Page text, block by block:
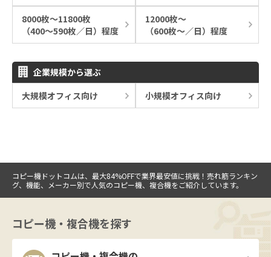
8000枚～11800枚
（400～590枚／日）程度
12000枚～
（600枚～／日）程度
企業規模から選ぶ
大規模オフィス向け
小規模オフィス向け
コピー機ドットコムは、最大84%OFFで業界最安値に挑戦！売れ筋ランキン
グ、機能、メーカー別で人気のコピー機、複合機をご紹介しています。
コピー機・複合機を探す